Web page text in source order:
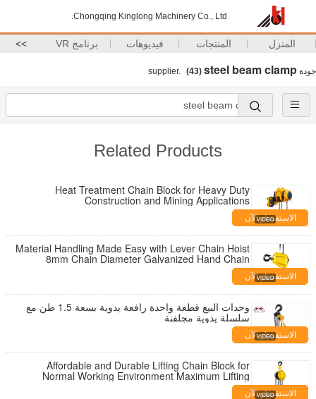
Chongqing Kinglong Machinery Co., Ltd.
المنزل المنتجات فيديوهات برنامج VR >>
جودة steel beam clamp
(43)
Related Products
Heat Treatment Chain Block for Heavy Duty
Construction and Mining Applications
الاستفسار الآن
Material Handling Made Easy with Lever Chain Hoist
8mm Chain Diameter Galvanized Hand Chain
الاستفسار الآن
وحدات البيع قطعة واحدة رافعة يدوية بسعة 1.5 طن مع
سلسلة يدوية مجلفنة
الاستفسار الآن
Affordable and Durable Lifting Chain Block for
Normal Working Environment Maximum Lifting
Weight 1.5tالاستفسار الآن